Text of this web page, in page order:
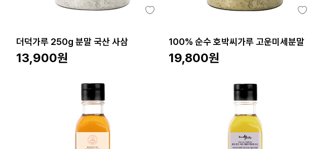
더덕가루 250g 분말 국산 사삼
13,900원
100% 순수 호박씨가루 고운미세분말
19,800원